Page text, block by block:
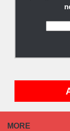
MORE